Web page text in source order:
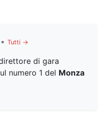
• Tutti →
di gara
numero 1 del Monza